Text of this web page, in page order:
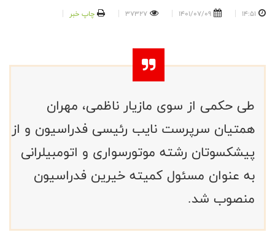
14:51
1401/07/09
37327 چاپ خبر
طی حکمی از سوی مازیار ناظمی، مهران
همتیان سرپرست نایب رئیسی فدراسیون و از
پیشکسوتان رشته موتورسواری و اتومبیلرانی
به عنوان مسئول کمیته خیرین فدراسیون
منصوب شد.